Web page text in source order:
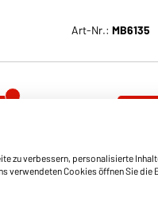
zu verbessern, personalisierte
verwendeten Cookies öffnen Sie die